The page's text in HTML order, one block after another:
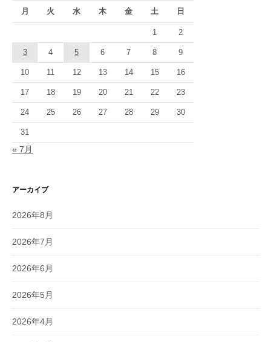
月 火 水 木 金 土 日
1 2
3 4 5 6 7 8 9
10 11 12 13 14 15 16
17 18 19 20 21 22 23
24 25 26 27 28 29 30
31
« 7月
アーカイブ
2026年8月
2026年7月
2026年6月
2026年5月
2026年4月